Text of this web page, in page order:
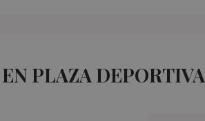
PLAZA DEPORTIVA